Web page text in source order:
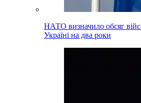
НАТО визначило обсяг
Україні на два роки